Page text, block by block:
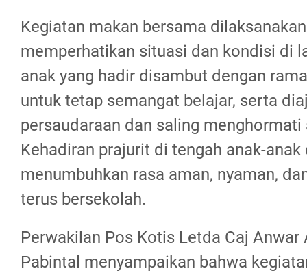
Kegiatan makan bersama
memperhatikan situasi dan kondisi di
anak yang hadir disambut dengan
untuk tetap semangat belajar, serta
persaudaraan dan saling menghormati
Kehadiran prajurit di tengah anak-
menumbuhkan rasa aman, nyaman,
terus bersekolah.
Perwakilan Pos Kotis Letda Caj Anwar
Pabintal menyampaikan bahwa